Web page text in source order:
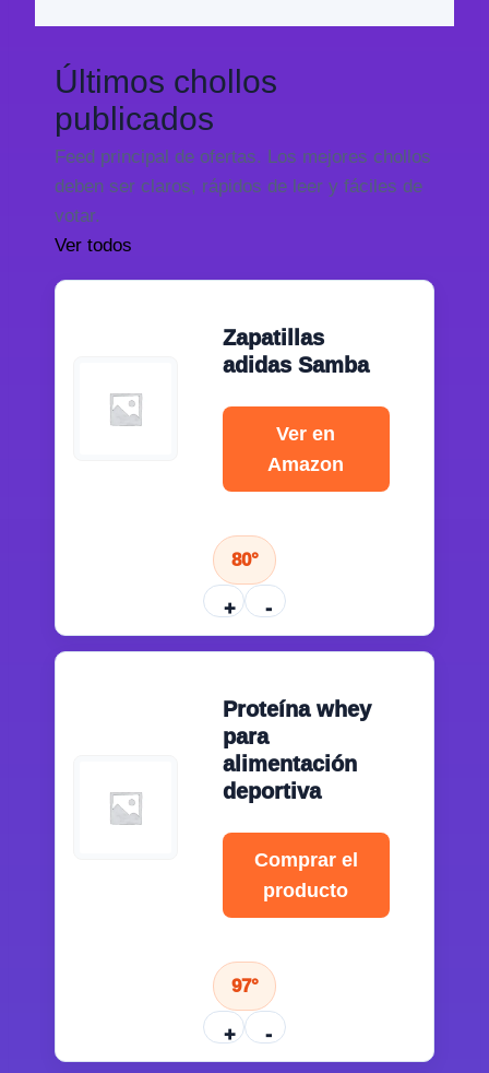
Últimos chollos
publicados
Feed principal de ofertas. Los mejores chollos
deben ser claros, rápidos de leer y fáciles de
votar.
Ver todos
Zapatillas
adidas Samba
Ver en
Amazon
80°
+ -
Proteína whey
para
alimentación
deportiva
Comprar el
producto
97°
+ -